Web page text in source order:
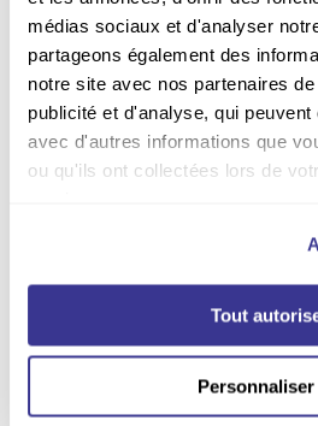
médias sociaux et d'analyser
partageons également des
notre site avec nos partenaires
publicité et d'analyse, qui
avec d'autres informations que
ou qu'ils ont collectées lors de
Tout
Personnaliser
Vous avez le
Plus de 380 titres
en abonnement
Moins cher
Jusqu'à -67% sur les
abonnements
Paiement
Livraison
Par la poste sur tout le
territoire belge